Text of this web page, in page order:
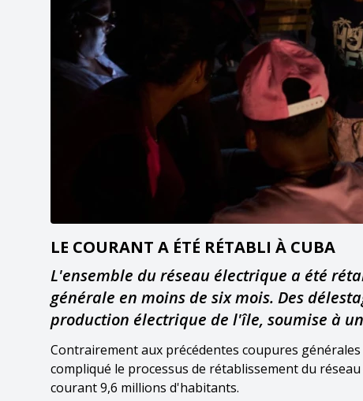
LE COURANT A ÉTÉ RÉTABLI À CUBA
L'ensemble du réseau électrique a été
générale en moins de six mois. Des
production électrique de l'île, soumise à
Contrairement aux précédentes coupures
compliqué le processus de rétablissement du
courant 9,6 millions d'habitants.